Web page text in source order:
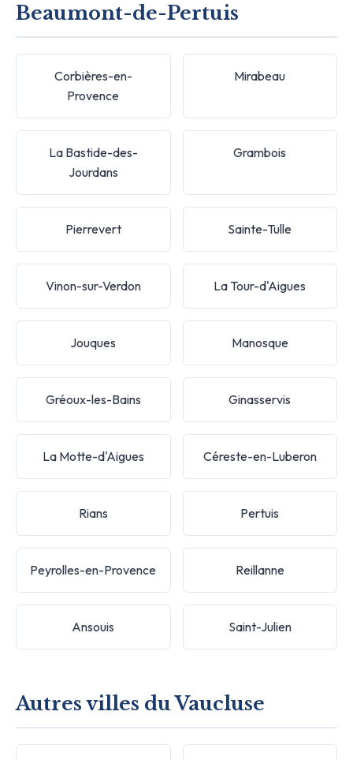
Beaumont-de-Pertuis
Corbières-en-
Provence
Mirabeau
La Bastide-des-
Jourdans
Grambois
Pierrevert Sainte-Tulle
Vinon-sur-Verdon La Tour-d'Aigues
Jouques Manosque
Gréoux-les-Bains Ginasservis
La Motte-d'Aigues Céreste-en-Luberon
Rians Pertuis
Peyrolles-en-Provence Reillanne
Ansouis Saint-Julien
Autres villes du Vaucluse